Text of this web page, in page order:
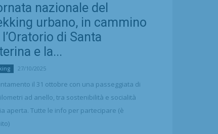
nazionale del
urbano, in cammino
di Santa
e la...
27/10/2025
il 31 ottobre con una passeggiata di
ad anello, tra sostenibilità e socialità
aperta. Tutte le info per partecipare (è